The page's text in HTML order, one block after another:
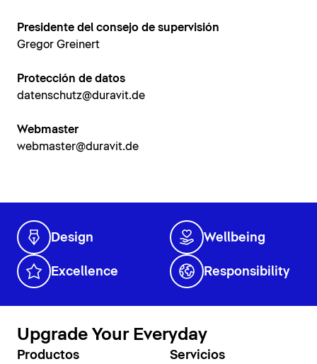
Presidente del consejo de supervisión
Gregor Greinert
Protección de datos
datenschutz@duravit.de
Webmaster
webmaster@duravit.de
Design Wellbeing
Excellence Responsibility
Upgrade Your Everyday
Productos Servicios